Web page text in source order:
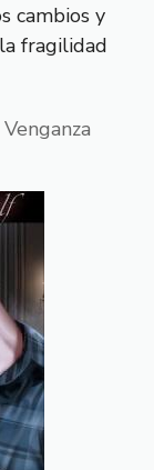
cambios y
fragilidad
Venganza